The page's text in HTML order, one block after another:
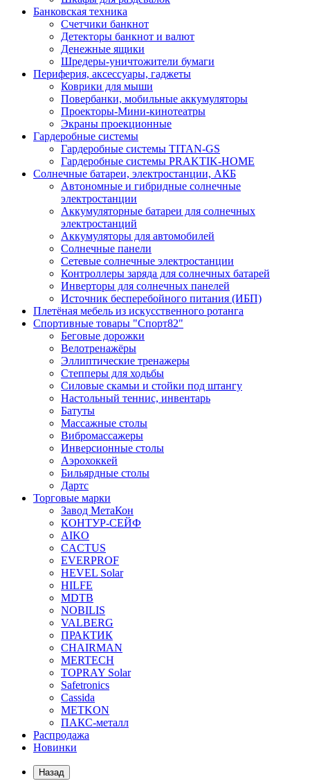
Банковская техника
Счетчики банкнот
Детекторы банкнот и валют
Денежные ящики
Шредеры-уничтожители бумаги
Периферия, аксессуары, гаджеты
Коврики для мыши
Повербанки, мобильные аккумуляторы
Проекторы-Мини-кинотеатры
Экраны проекционные
Гардеробные системы
Гардеробные системы TITAN-GS
Гардеробные системы PRAKTIK-HOME
Солнечные батареи, электростанции, АКБ
Автономные и гибридные солнечные
электростанции
Аккумуляторные батареи для солнечных
электростанций
Аккумуляторы для автомобилей
Солнечные панели
Сетевые солнечные электростанции
Контроллеры заряда для солнечных батарей
Инверторы для солнечных панелей
Источник бесперебойного питания (ИБП)
Плетёная мебель из искусственного ротанга
Спортивные товары "Спорт82"
Беговые дорожки
Велотренажёры
Эллиптические тренажеры
Степперы для ходьбы
Силовые скамьи и стойки под штангу
Настольный теннис, инвентарь
Батуты
Массажные столы
Вибромассажеры
Инверсионные столы
Аэрохоккей
Бильярдные столы
Дартс
Торговые марки
Завод МетаКон
КОНТУР-СЕЙФ
AIKO
CACTUS
EVERPROF
HEVEL Solar
HILFE
MDTB
NOBILIS
VALBERG
ПРАКТИК
CHAIRMAN
MERTECH
TOPRAY Solar
Safetronics
Cassida
METKON
ПАКС-металл
Распродажа
Новинки
Назад